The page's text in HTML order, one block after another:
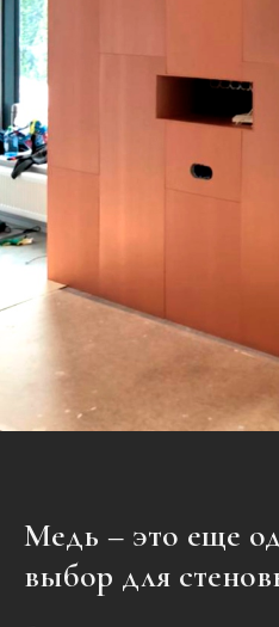
Медь – это еще
выбор для